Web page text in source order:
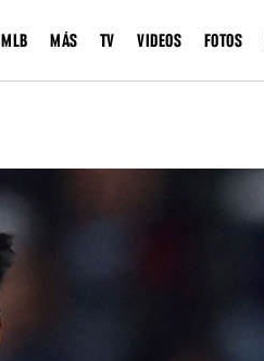
MLB MÁS TV VIDEOS FOTOS